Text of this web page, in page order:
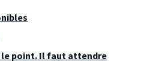
le point. Il faut attendre